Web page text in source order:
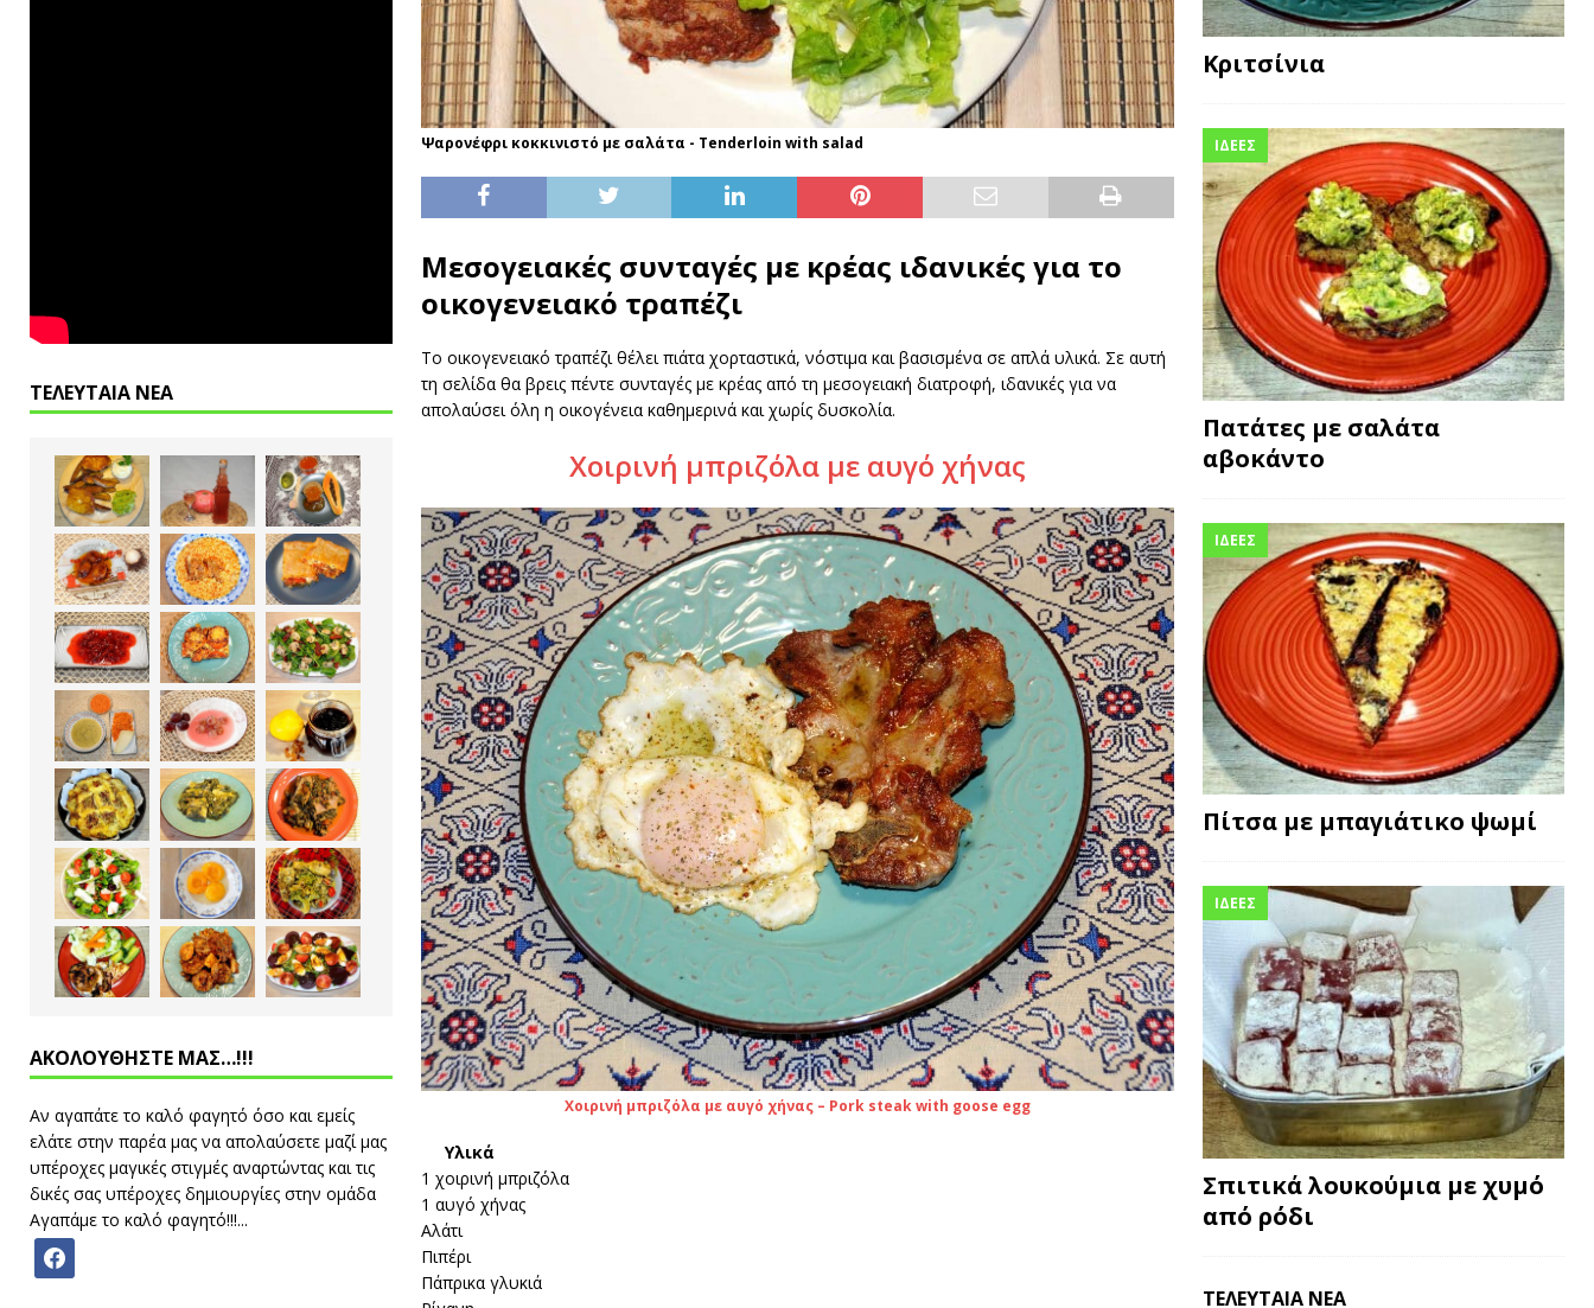
Ψαρονέφρι κοκκινιστό με σαλάτα - Tenderloin with salad
Μεσογειακές συνταγές με κρέας ιδανικές για το
οικογενειακό τραπέζι
Το οικογενειακό τραπέζι θέλει πιάτα χορταστικά, νόστιμα και βασισμένα σε απλά υλικά. Σε αυτή
τη σελίδα θα βρεις πέντε συνταγές με κρέας από τη μεσογειακή διατροφή, ιδανικές για να
απολαύσει όλη η οικογένεια καθημερινά και χωρίς δυσκολία.
Χοιρινή μπριζόλα με αυγό χήνας
Χοιρινή μπριζόλα με αυγό χήνας – Pork steak with goose egg
Υλικά
1 χοιρινή μπριζόλα
1 αυγό χήνας
Αλάτι
Πιπέρι
Πάπρικα γλυκιά
ΤΕΛΕΥΤΑΙΑ ΝΕΑ
ΑΚΟΛΟΥΘΗΣΤΕ ΜΑΣ…!!!
Αν αγαπάτε το καλό φαγητό όσο και εμείς
ελάτε στην παρέα μας να απολαύσετε μαζί μας
υπέροχες μαγικές στιγμές αναρτώντας και τις
δικές σας υπέροχες δημιουργίες στην ομάδα
Αγαπάμε το καλό φαγητό!!!...
Κριτσίνια
ΙΔΕΕΣ
Πατάτες με σαλάτα
αβοκάντο
ΙΔΕΕΣ
Πίτσα με μπαγιάτικο ψωμί
ΙΔΕΕΣ
Σπιτικά λουκούμια με χυμό
από ρόδι
ΤΕΛΕΥΤΑΙΑ ΝΕΑ